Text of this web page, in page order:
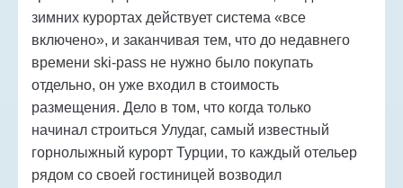
зимних курортах действует система «все
включено», и заканчивая тем, что до недавнего
времени ski-pass не нужно было покупать
отдельно, он уже входил в стоимость
размещения. Дело в том, что когда только
начинал строиться Улудаг, самый известный
горнолыжный курорт Турции, то каждый отельер
рядом со своей гостиницей возводил